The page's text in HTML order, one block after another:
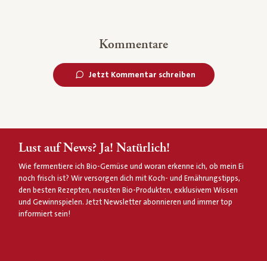
Kommentare
Jetzt Kommentar schreiben
Lust auf News? Ja! Natürlich!
Wie fermentiere ich Bio-Gemüse und woran erkenne ich, ob mein Ei
noch frisch ist? Wir versorgen dich mit Koch- und Ernährungstipps,
den besten Rezepten, neusten Bio-Produkten, exklusivem Wissen
und Gewinnspielen. Jetzt Newsletter abonnieren und immer top
informiert sein!